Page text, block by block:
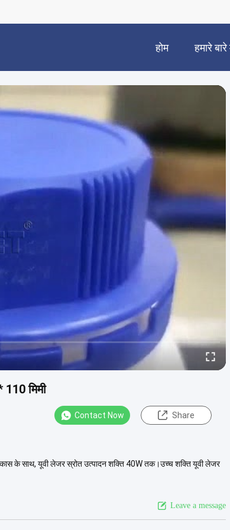
होम हमारे
110 मिमी
Contact Now Share
के साथ, यूवी लेजर स्रोत उत्पादन शक्ति 40W तक।उच्च शक्ति यूवी लेजर
Leave a message